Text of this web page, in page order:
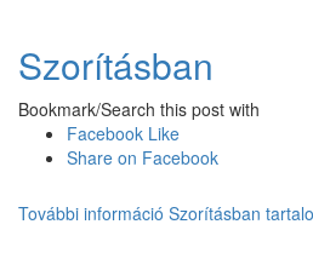
Szorításban
Bookmark/Search this post with
Facebook Like
Share on Facebook
További információ Szorításban